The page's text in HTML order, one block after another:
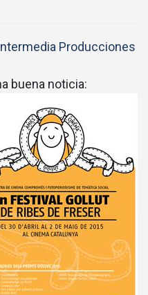
Producciones
buena noticia: